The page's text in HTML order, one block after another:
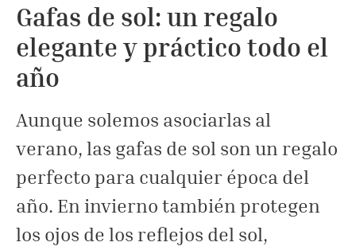
Gafas de sol: un regalo
elegante y práctico todo el
año
Aunque solemos asociarlas al
verano, las gafas de sol son un regalo
perfecto para cualquier época del
año. En invierno también protegen
los ojos de los reflejos del sol,